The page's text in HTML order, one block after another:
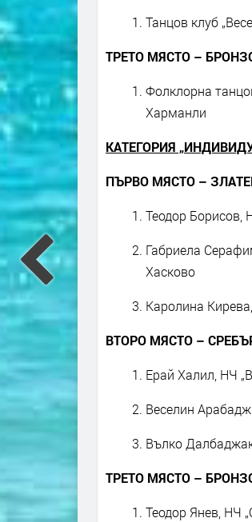
Танцов клуб
ТРЕТО МЯСТО –
Фолклорна
Харманли
КАТЕГОРИЯ
ПЪРВО МЯСТО –
Теодор Борисов,
Габриела
Хасково
Каролина
ВТОРО МЯСТО –
Ерай Халил, НЧ
Веселин
Вълко
ТРЕТО МЯСТО –
Теодор Янев, НЧ